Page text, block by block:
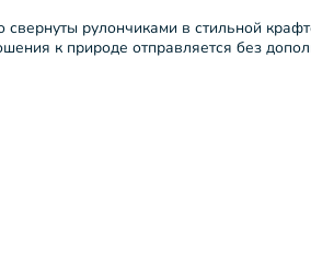
рулончиками в стильной
к природе отправляется без